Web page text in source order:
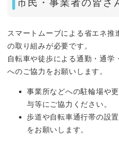
市民・事業者の皆さ
スマートムーブによる省エネ推
の取り組みが必要です。
自転車や徒歩による通勤・通学
へのご協力をお願いします。
事業所などへの駐輪場や
与等にご協力ください。
歩道や自転車通行帯の設
をお願いします。